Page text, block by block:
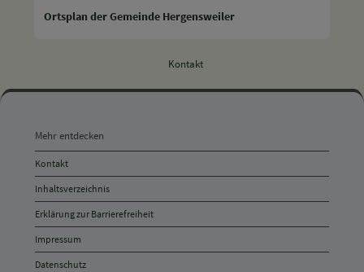
Ortsplan der Gemeinde Hergensweiler
Kontakt
entdecken,
Öffnungszeiten
und
Anschrift
und
Kontakt
Mehr entdecken
Kontakt
Inhaltsverzeichnis
Erklärung zur Barrierefreiheit
Impressum
Datenschutz